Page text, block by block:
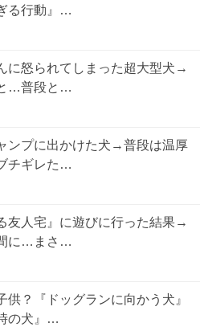
る行動』…
に怒られてしまった超大型犬→
…普段と…
ンプに出かけた犬→普段は温厚
チギレた…
友人宅』に遊びに行った結果→
に…まさ…
供？『ドッグランに向かう犬』
の犬』…